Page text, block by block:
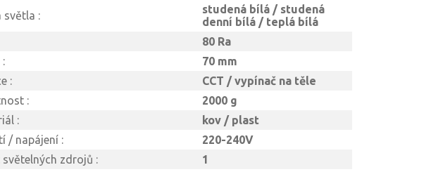
světla :
studená bílá / studená
denní bílá / teplá bílá
80 Ra
:
70 mm
:
CCT / vypínač na těle
:
2000 g
:
kov / plast
/ napájení :
220-240V
světelných zdrojů :
1